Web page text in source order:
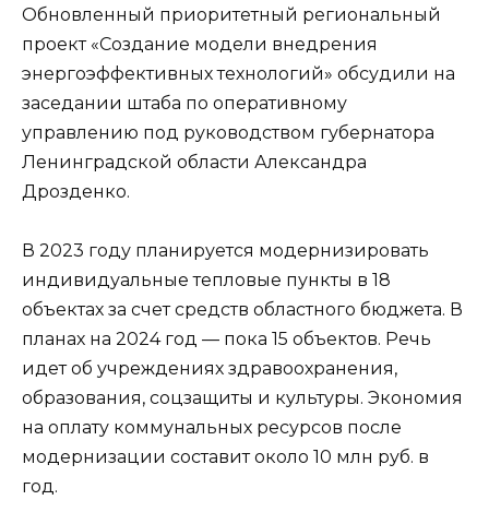
Обновленный приоритетный региональный
проект «Создание модели внедрения
энергоэффективных технологий» обсудили на
заседании штаба по оперативному
управлению под руководством губернатора
Ленинградской области Александра
Дрозденко.
В 2023 году планируется модернизировать
индивидуальные тепловые пункты в 18
объектах за счет средств областного бюджета. В
планах на 2024 год — пока 15 объектов. Речь
идет об учреждениях здравоохранения,
образования, соцзащиты и культуры. Экономия
на оплату коммунальных ресурсов после
модернизации составит около 10 млн руб. в
год.